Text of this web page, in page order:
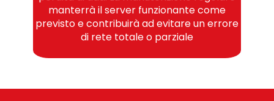
manterrà il server funzionante come
previsto e contribuirà ad evitare un errore
di rete totale o parziale